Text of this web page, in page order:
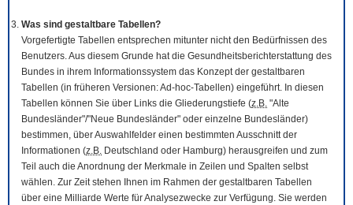
Was sind gestaltbare Tabellen?
Vorgefertigte Tabellen entsprechen mitunter nicht den Bedürfnissen des
Benutzers. Aus diesem Grunde hat die Gesundheitsberichterstattung des
Bundes in ihrem Informationssystem das Konzept der gestaltbaren
Tabellen (in früheren Versionen: Ad-hoc-Tabellen) eingeführt. In diesen
Tabellen können Sie über Links die Gliederungstiefe (z.B. "Alte
Bundesländer"/"Neue Bundesländer" oder einzelne Bundesländer)
bestimmen, über Auswahlfelder einen bestimmten Ausschnitt der
Informationen (z.B. Deutschland oder Hamburg) herausgreifen und zum
Teil auch die Anordnung der Merkmale in Zeilen und Spalten selbst
wählen. Zur Zeit stehen Ihnen im Rahmen der gestaltbaren Tabellen
über eine Milliarde Werte für Analysezwecke zur Verfügung. Sie werden